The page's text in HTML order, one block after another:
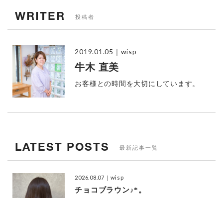
WRITER 投稿者
2019.01.05 ｜wisp
牛木 直美
お客様との時間を大切にしています。
LATEST POSTS 最新記事一覧
2026.08.07 ｜wisp
チョコブラウン♪*。